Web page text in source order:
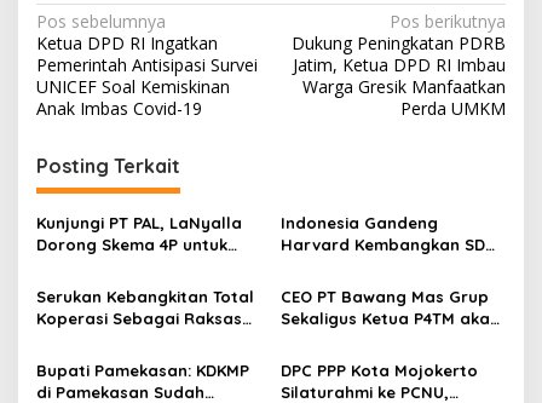
N
a
v
i
g
a
s
i
p
o
s
Pos sebelumnya
Ketua DPD RI Ingatkan
Pemerintah Antisipasi Survei
UNICEF Soal Kemiskinan
Anak Imbas Covid-19
Pos berikutnya
Dukung Peningkatan PDRB
Jatim, Ketua DPD RI Imbau
Warga Gresik Manfaatkan
Perda UMKM
Posting Terkait
Kunjungi PT PAL, LaNyalla
Dorong Skema 4P untuk
Nasional
Indonesia Gandeng
Harvard Kembangkan SDM
Dunia
Serukan Kebangkitan Total
Koperasi Sebagai Raksasa
79
CEO PT Bawang Mas Grup
Sekaligus Ketua P4TM akan
Tembakau di Madura
Bupati Pamekasan: KDKMP
di Pamekasan Sudah
DPC PPP Kota Mojokerto
Silaturahmi ke PCNU,